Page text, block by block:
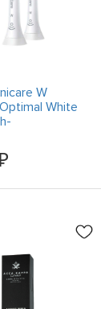
W
White
для